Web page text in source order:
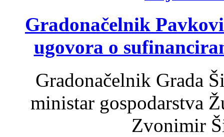
Gradonačelnik
ugovora o
Gradonačelnik Grada
ministar gospodarstva
Zvonimir